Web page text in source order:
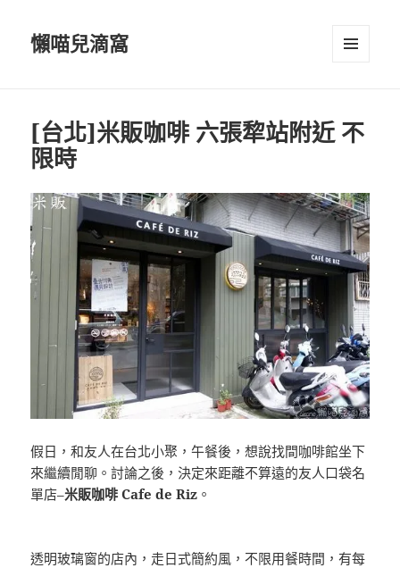
懶喵兒滴窩
[台北]米販咖啡 六張犂站附近 不
限時
假日，和友人在台北小聚，午餐後，想說找間咖啡館坐下
來繼續閒聊。討論之後，決定來距離不算遠的友人口袋名
單店–米販咖啡 Cafe de Riz 。
透明玻璃窗的店內，走日式簡約風，不限用餐時間，有每